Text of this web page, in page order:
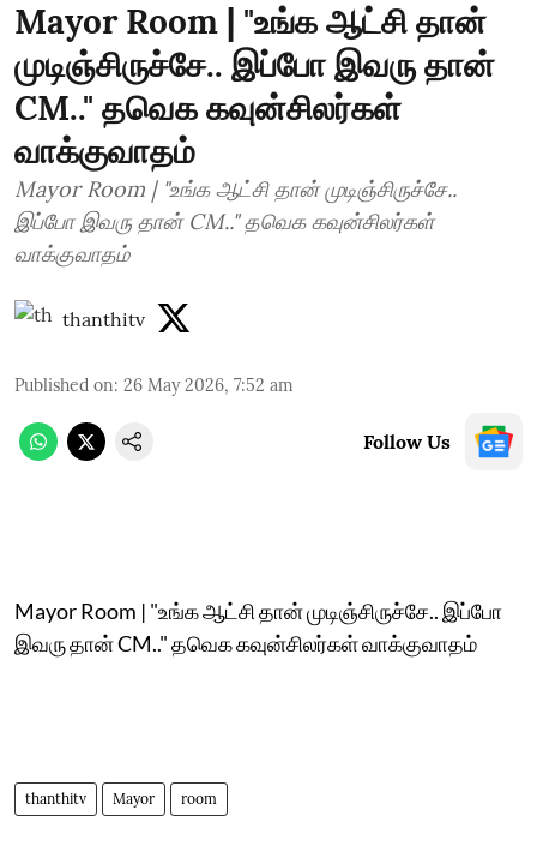
Mayor Room | "உங்க ஆட்சி தான்
முடிஞ்சிருச்சே.. இப்போ இவரு தான்
CM.." தவெக கவுன்சிலர்கள்
வாக்குவாதம்
Mayor Room | "உங்க ஆட்சி தான் முடிஞ்சிருச்சே..
இப்போ இவரு தான் CM.." தவெக கவுன்சிலர்கள்
வாக்குவாதம்
thanthitv
Published on: 26 May 2026, 7:52 am
Follow Us
Mayor Room | "உங்க ஆட்சி தான் முடிஞ்சிருச்சே.. இப்போ
இவரு தான் CM.." தவெக கவுன்சிலர்கள் வாக்குவாதம்
thanthitv Mayor room